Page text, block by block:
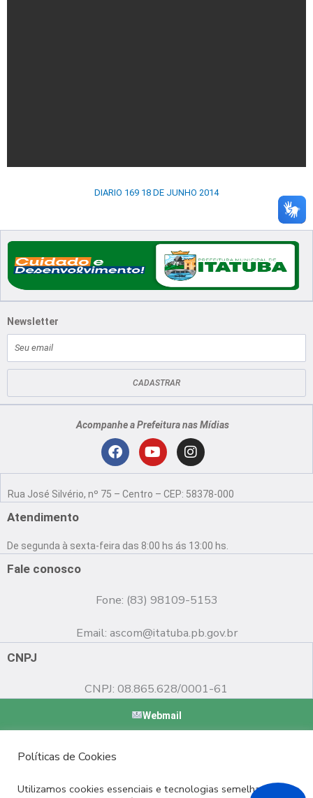
DIARIO 169 18 DE JUNHO 2014
Newsletter
mail
CADASTRAR
Acompanhe a Prefeitura nas Mídias
F
c
o
o
Y
u
b
e
I
n
s
g
r
Rua José Silvério, nº 75 – Centro – CEP: 58378-000
Atendimento
De segunda à sexta-feira das 8:00 hs ás 13:00 hs.
Fale conosco
Fone: (83) 98109-5153
Email: ascom@itatuba.pb.gov.br
CNPJ
CNPJ: 08.865.628/0001-61
Webmail
Políticas de Cookies
Utilizamos cookies essenciais e tecnologias semelhantes de